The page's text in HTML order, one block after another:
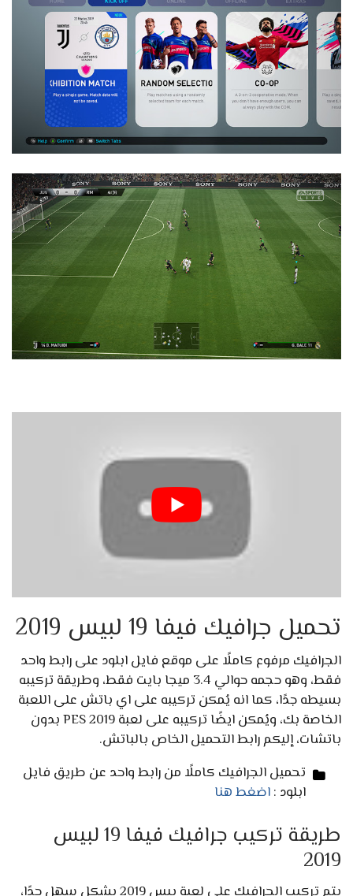
تحميل جرافيك فيفا 19 لبيس 2019
الجرافيك مرفوع كاملًا على موقع فايل ابلود على رابط واحد
فقط، وهو حجمه حوالي 3.4 ميجا بايت فقط، وطريقة تركيبه
بسيطه جدًا، كما انه يُمكن تركيبه على اي باتش على اللعبة
الخاصة بك، ويُمكن ايضًا تركيبه على لعبة PES 2019 بدون
باتشات، إليكم رابط التحميل الخاص بالباتش.
تحميل الجرافيك كاملًا من رابط واحد عن طريق فايل
ابلود :اضغط هنا
طريقة تركيب جرافيك فيفا 19 لبيس
2019
يتم تركيب الجرافيك على لعبة بيس 2019 بشكل سهل جدًا،